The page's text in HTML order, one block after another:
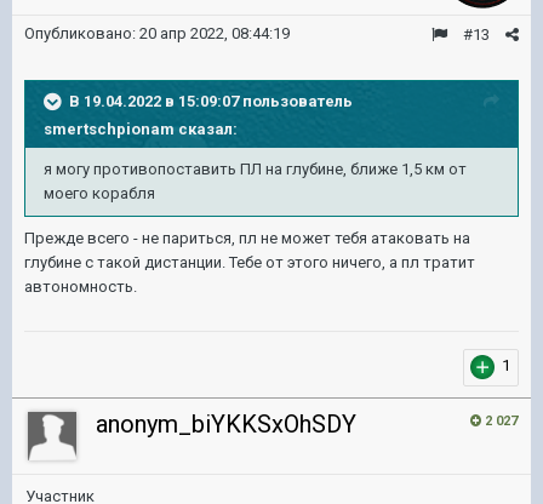
#13
Опубликовано: 20 апр 2022, 08:44:19
В 19.04.2022 в 15:09:07 пользователь
smertschpionam сказал:
я могу противопоставить ПЛ на глубине, ближе 1,5 км от
моего корабля
Прежде всего - не париться, пл не может тебя атаковать на
глубине с такой дистанции. Тебе от этого ничего, а пл тратит
автономность.
1
2 027
anonym_biYKKSxOhSDY
Участник